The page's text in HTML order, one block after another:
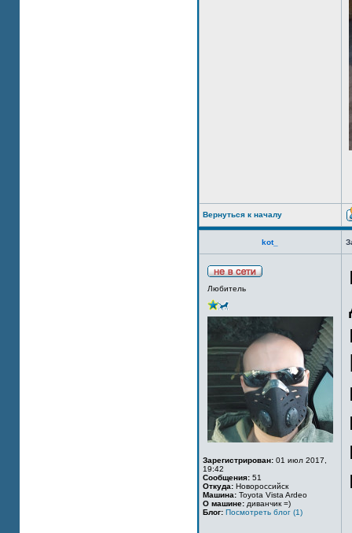
Вернуться к началу
kot_
Любитель
Зарегистрирован: 01 июл 2017,
19:42
Сообщения: 51
Откуда: Новороссийск
Машина: Toyota Vista Ardeo
О машине: диванчик =)
Блог: Посмотреть блог (1)